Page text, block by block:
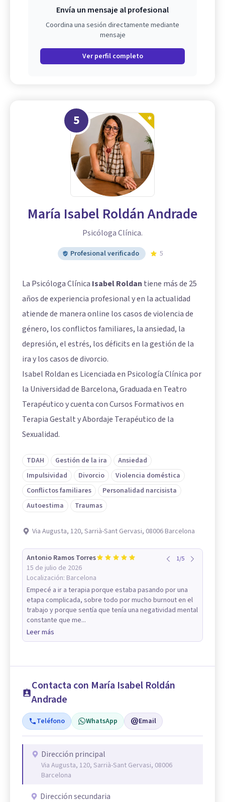
Envía un mensaje al profesional
Coordina una sesión directamente mediante
mensaje
Ver perfil completo
5
María Isabel Roldán Andrade
Psicóloga Clínica.
Profesional verificado 5
La Psicóloga Clínica Isabel Roldan tiene más de 25
años de experiencia profesional y en la actualidad
atiende de manera online los casos de violencia de
género, los conflictos familiares, la ansiedad, la
depresión, el estrés, los déficits en la gestión de la
ira y los casos de divorcio.
Isabel Roldan es Licenciada en Psicología Clínica por
la Universidad de Barcelona, Graduada en Teatro
Terapéutico y cuenta con Cursos Formativos en
Terapia Gestalt y Abordaje Terapéutico de la
Sexualidad.
TDAH Gestión de la ira
Ansiedad
Impulsividad
Divorcio
Violencia doméstica
Conflictos familiares
Personalidad narcisista
Autoestima
Traumas
Via Augusta, 120, Sarrià-Sant Gervasi, 08006 Barcelona
Antonio Ramos Torres
15 de julio de 2026
Localización: Barcelona
1/5
Empecé a ir a terapia porque estaba pasando por una
etapa complicada, sobre todo por mucho burnout en el
trabajo y porque sentía que tenía una negatividad mental
constante que me...
Leer más
Contacta con María Isabel Roldán
Andrade
Teléfono WhatsApp Email
Dirección principal
Via Augusta, 120, Sarrià-Sant Gervasi, 08006
Barcelona
Dirección secundaria